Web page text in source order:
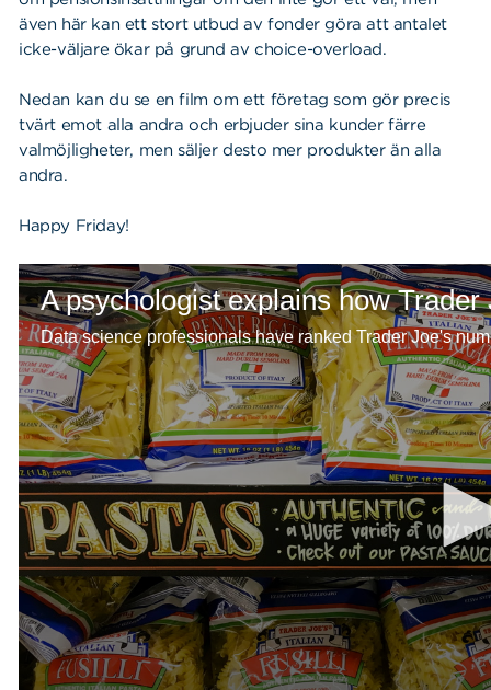
även här kan ett stort utbud av fonder göra att antalet
icke-väljare ökar på grund av choice-overload.
Nedan kan du se en film om ett företag som gör precis
tvärt emot alla andra och erbjuder sina kunder färre
valmöjligheter, men säljer desto mer produkter än alla
andra.
Happy Friday!